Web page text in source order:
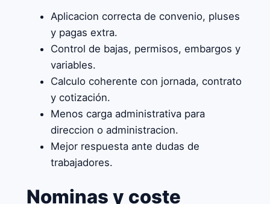
Aplicacion correcta de convenio, pluses
y pagas extra.
Control de bajas, permisos, embargos y
variables.
Calculo coherente con jornada, contrato
y cotización.
Menos carga administrativa para
direccion o administracion.
Mejor respuesta ante dudas de
trabajadores.
Nominas y coste